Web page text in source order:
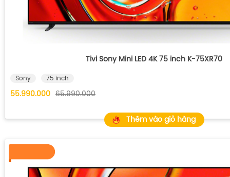
Tivi Sony Mini LED 4K 75 inch K-75XR70
Sony 75 inch
55.990.000 65.990.000
Thêm vào giỏ hàng